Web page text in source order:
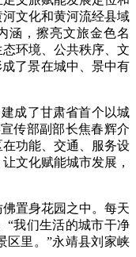
文化和黄河流经县域
涵，擦亮文旅金色名
环境、公共秩序、文
了景在城中、景中有
成了甘肃省首个以城
传部副部长焦春辉介
功能、交通、服务设
文化赋能城市发展，
置身花园之中。每天
“我们生活的城市干净
区里。”永靖县刘家峡